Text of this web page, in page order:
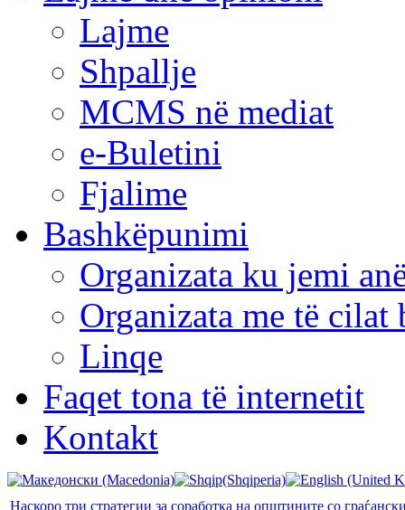
Lajme
Shpallje
MCMS në mediat
e-Buletini
Fjalime
Bashkëpunimi
Organizata ku jemi
Organizata me të cilat
Linqe
Faqet tona të internetit
Kontakt
Наскоро три стратегии за соработка на општините со